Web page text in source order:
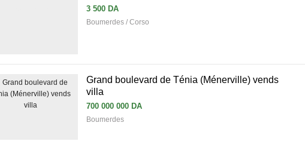
3 500 DA
Boumerdes / Corso
Grand boulevard de Ténia (Ménerville) vends
villa
700 000 000 DA
Boumerdes